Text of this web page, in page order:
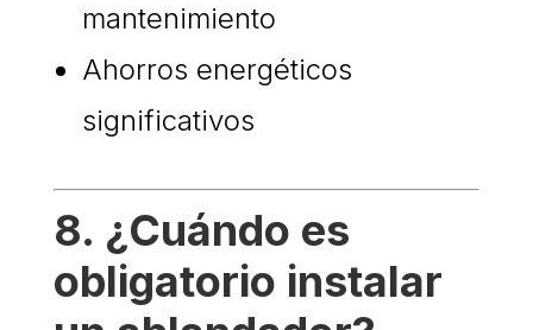
mantenimiento
Ahorros energéticos
significativos
8. ¿Cuándo es
obligatorio instalar